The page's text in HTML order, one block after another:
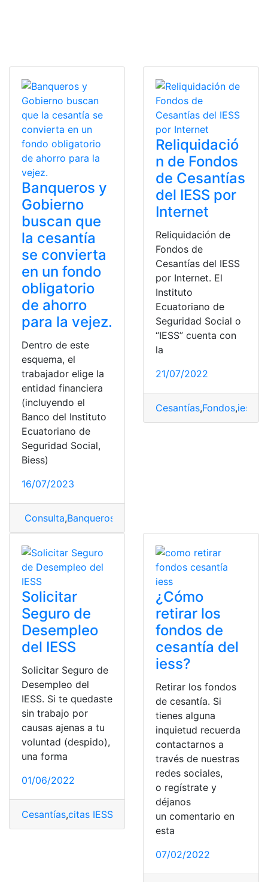
Banqueros y
Gobierno
buscan que
la cesantía
se convierta
en un fondo
obligatorio
de ahorro
para la vejez.
Dentro de este
esquema, el
trabajador elige la
entidad financiera
(incluyendo el
Banco del Instituto
Ecuatoriano de
Seguridad Social,
Biess)
16/07/2023
Consulta,Banqueros
Reliquidació
n de Fondos
de Cesantías
del IESS por
Internet
Reliquidación de
Fondos de
Cesantías del IESS
por Internet. El
Instituto
Ecuatoriano de
Seguridad Social o
“IESS” cuenta con
la
21/07/2022
Cesantías,Fondos,iess
Solicitar
Seguro de
Desempleo
del IESS
Solicitar Seguro de
Desempleo del
IESS. Si te quedaste
sin trabajo por
causas ajenas a tu
voluntad (despido),
una forma
01/06/2022
Cesantías,citas IESS Prestación,Prestación por
¿Cómo
retirar los
fondos de
cesantía del
iess?
Retirar los fondos
de cesantía. Si
tienes alguna
inquietud recuerda
contactarnos a
través de nuestras
redes sociales,
o regístrate y
déjanos
un comentario en
esta
07/02/2022